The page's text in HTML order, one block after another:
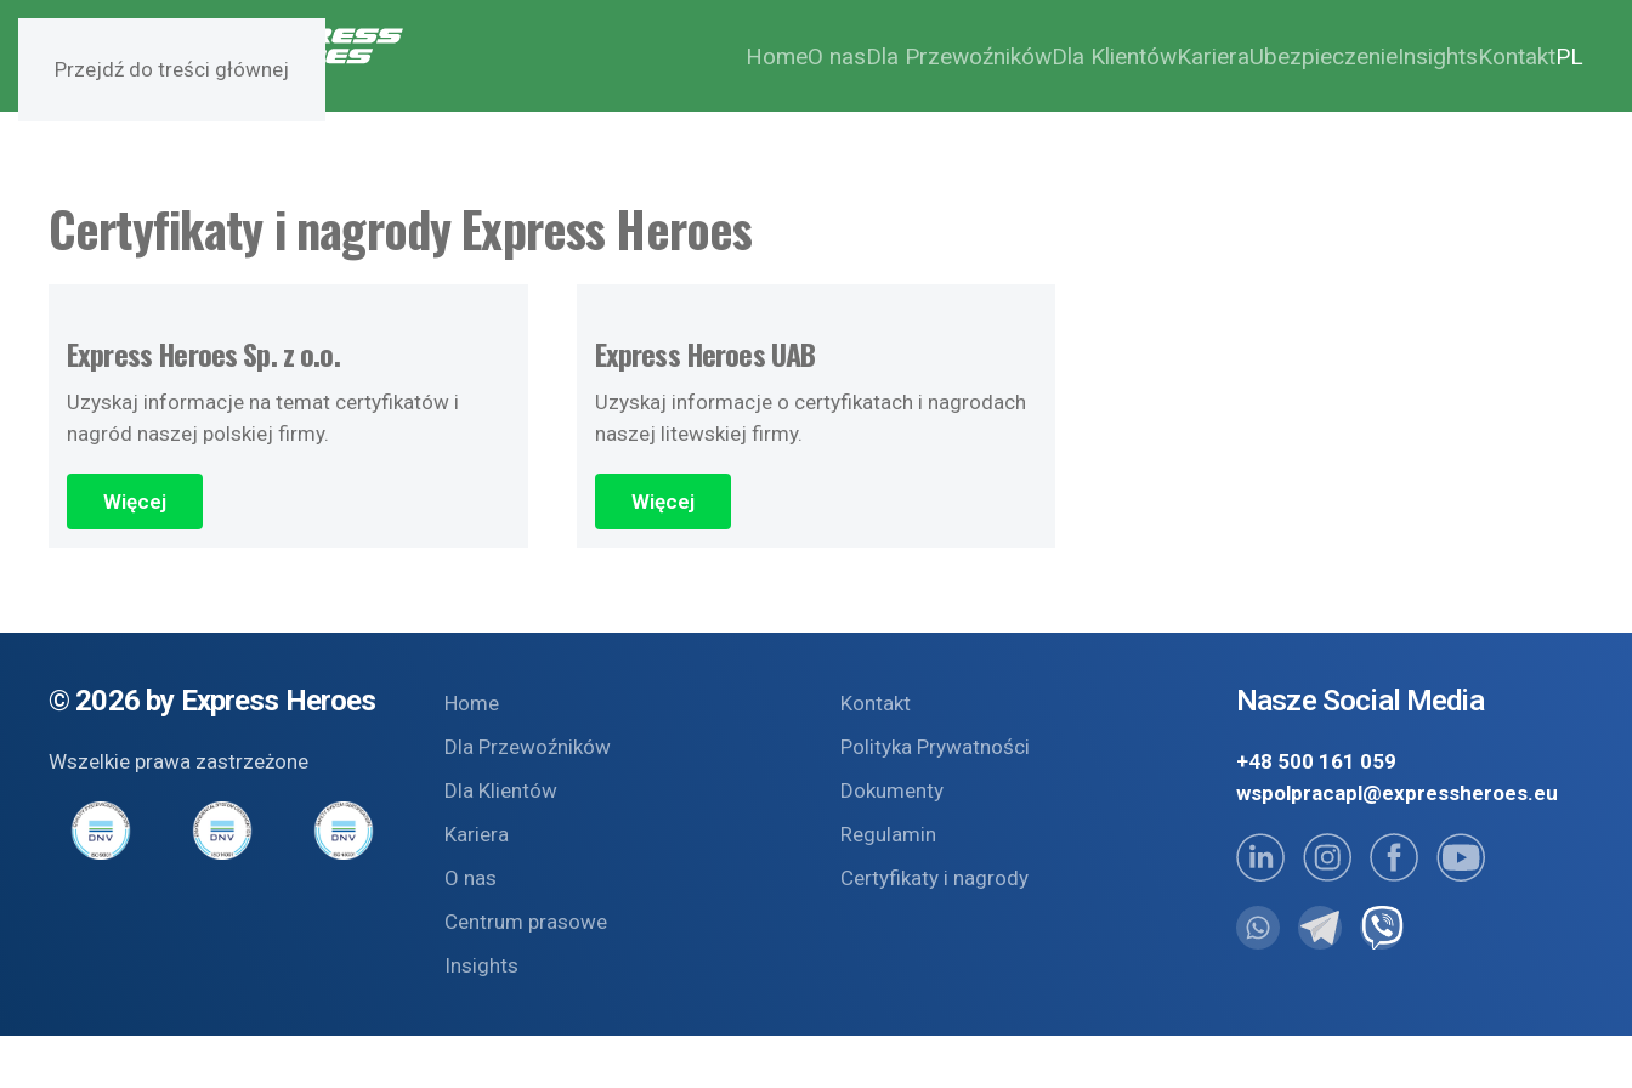
Przejdź do treści głównej HomeO nasDla PrzewoźnikówDla KlientówKarieraUbezpieczenieInsightsKontaktPL
Certyfikaty i nagrody Express Heroes
Express Heroes Sp. z o.o.
Uzyskaj informacje na temat certyfikatów i
nagród naszej polskiej firmy.
Więcej
Express Heroes UAB
Uzyskaj informacje o certyfikatach i nagrodach
naszej litewskiej firmy.
Więcej
© 2026 by Express Heroes
Wszelkie prawa zastrzeżone
Home
Dla Przewoźników
Dla Klientów
Kariera
O nas
Centrum prasowe
Insights
Kontakt
Polityka Prywatności
Dokumenty
Regulamin
Certyfikaty i nagrody
Nasze Social Media
+48 500 161 059
wspolpracapl@expressheroes.eu